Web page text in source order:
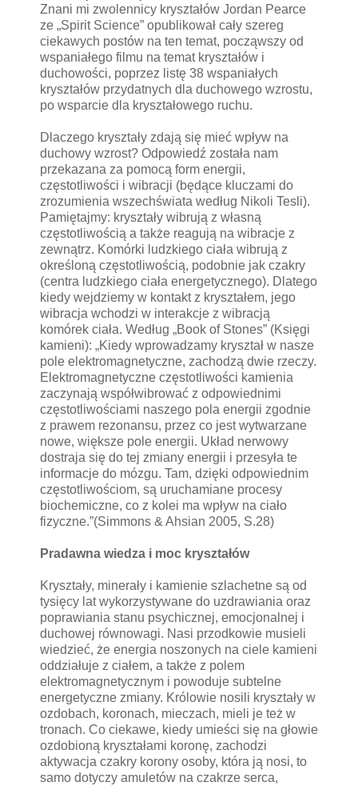
Znani mi zwolennicy kryształów Jordan Pearce
ze „Spirit Science” opublikował cały szereg
ciekawych postów na ten temat, począwszy od
wspaniałego filmu na temat kryształów i
duchowości, poprzez listę 38 wspaniałych
kryształów przydatnych dla duchowego wzrostu,
po wsparcie dla kryształowego ruchu.
Dlaczego kryształy zdają się mieć wpływ na
duchowy wzrost? Odpowiedź została nam
przekazana za pomocą form energii,
częstotliwości i wibracji (będące kluczami do
zrozumienia wszechświata według Nikoli Tesli).
Pamiętajmy: kryształy wibrują z własną
częstotliwością a także reagują na wibracje z
zewnątrz. Komórki ludzkiego ciała wibrują z
określoną częstotliwością, podobnie jak czakry
(centra ludzkiego ciała energetycznego). Dlatego
kiedy wejdziemy w kontakt z kryształem, jego
wibracja wchodzi w interakcje z wibracją
komórek ciała. Według „Book of Stones” (Księgi
kamieni): „Kiedy wprowadzamy kryształ w nasze
pole elektromagnetyczne, zachodzą dwie rzeczy.
Elektromagnetyczne częstotliwości kamienia
zaczynają współwibrować z odpowiednimi
częstotliwościami naszego pola energii zgodnie
z prawem rezonansu, przez co jest wytwarzane
nowe, większe pole energii. Układ nerwowy
dostraja się do tej zmiany energii i przesyła te
informacje do mózgu. Tam, dzięki odpowiednim
częstotliwościom, są uruchamiane procesy
biochemiczne, co z kolei ma wpływ na ciało
fizyczne.”(Simmons & Ahsian 2005, S.28)
Pradawna wiedza i moc kryształów
Kryształy, minerały i kamienie szlachetne są od
tysięcy lat wykorzystywane do uzdrawiania oraz
poprawiania stanu psychicznej, emocjonalnej i
duchowej równowagi. Nasi przodkowie musieli
wiedzieć, że energia noszonych na ciele kamieni
oddziałuje z ciałem, a także z polem
elektromagnetycznym i powoduje subtelne
energetyczne zmiany. Królowie nosili kryształy w
ozdobach, koronach, mieczach, mieli je też w
tronach. Co ciekawe, kiedy umieści się na głowie
ozdobioną kryształami koronę, zachodzi
aktywacja czakry korony osoby, która ją nosi, to
samo dotyczy amuletów na czakrze serca,